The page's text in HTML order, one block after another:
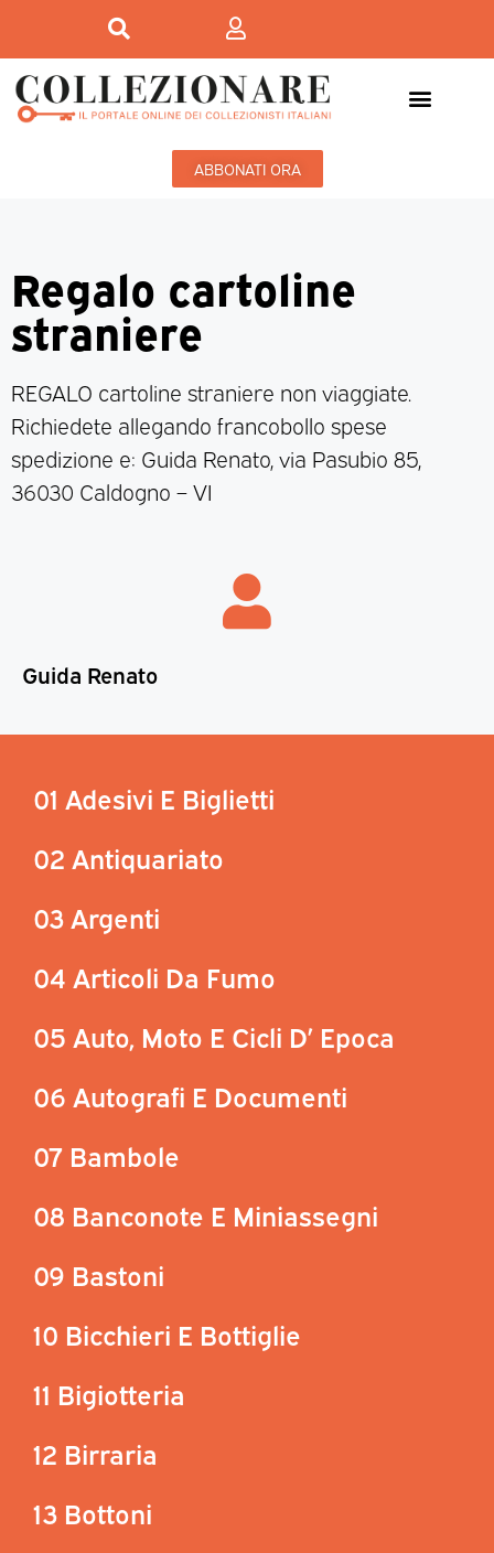
ABBONATI ORA
Regalo cartoline
straniere
REGALO cartoline straniere non viaggiate.
Richiedete allegando francobollo spese
spedizione e: Guida Renato, via Pasubio 85,
36030 Caldogno – VI
Guida Renato
01 Adesivi E Biglietti
02 Antiquariato
03 Argenti
04 Articoli Da Fumo
05 Auto, Moto E Cicli D’ Epoca
06 Autografi E Documenti
07 Bambole
08 Banconote E Miniassegni
09 Bastoni
10 Bicchieri E Bottiglie
11 Bigiotteria
12 Birraria
13 Bottoni